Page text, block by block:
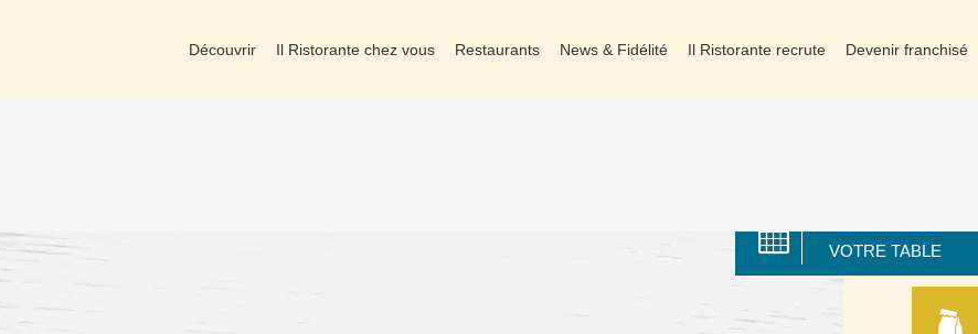
Découvrir Il Ristorante chez vous Restaurants News & Fidélité Il Ristorante recrute Devenir franchisé
VOTRE TABLE